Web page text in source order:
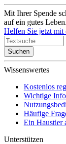
Mit Ihrer Spende
auf ein gutes Leben.
Helfen Sie jetzt mit
Suchen
Wissenswertes
Kostenlos
Wichtige
Häufige
Ein Haustier
Unterstützen